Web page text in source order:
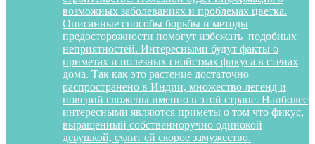
возможных заболеваниях и проблемах цветка.
Описанные способы борьбы и методы
предосторожности помогут избежать подобных
неприятностей. Интересными будут факты о
приметах и полезных свойствах фикуса в стенах
дома. Так как это растение достаточно
распространено в Индии, множество легенд и
поверий сложены именно в этой стране. Наиболее
интересными являются приметы о том что фикус,
выращенный собственноручно одинокой
девушкой, сулит ей скорое замужество.